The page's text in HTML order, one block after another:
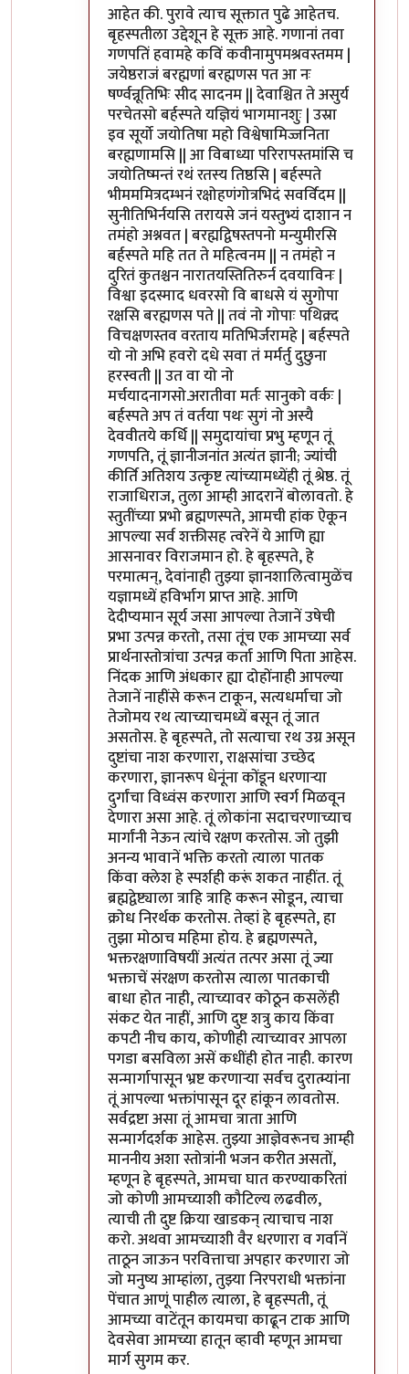
आहेत की. पुरावे त्याच सूक्तात पुढे आहेतच.
बृहस्पतीला उद्देशून हे सूक्त आहे. गणानां तवा
गणपतिं हवामहे कविं कवीनामुपमश्रवस्तमम |
जयेष्ठराजं बरह्मणां बरह्मणस पत आ नः
षर्ण्वन्नूतिभिः सीद सादनम || देवाश्चित ते असुर्य
परचेतसो बर्हस्पते यज्ञियं भागमानशुः | उस्रा
इव सूर्यो जयोतिषा महो विश्वेषामिज्जनिता
बरह्मणामसि || आ विबाध्या परिरापस्तमांसि च
जयोतिष्मन्तं रथं रतस्य तिष्ठसि | बर्हस्पते
भीमममित्रदम्भनं रक्षोहणंगोत्रभिदं सवर्विदम ||
सुनीतिभिर्नयसि तरायसे जनं यस्तुभ्यं दाशान न
तमंहो अश्नवत | बरह्मद्विषस्तपनो मन्युमीरसि
बर्हस्पते महि तत ते महित्वनम || न तमंहो न
दुरितं कुतश्चन नारातयस्तितिरुर्न दवयाविनः |
विश्वा इदस्माद धवरसो वि बाधसे यं सुगोपा
रक्षसि बरह्मणस पते || तवं नो गोपाः पथिक्र्द
विचक्षणस्तव वरताय मतिभिर्जरामहे | बर्हस्पते
यो नो अभि हवरो दधे सवा तं मर्मर्तु दुछुना
हरस्वती || उत वा यो नो
मर्चयादनागसो.अरातीवा मर्तः सानुको वर्कः |
बर्हस्पते अप तं वर्तया पथः सुगं नो अस्यै
देववीतये कर्धि || समुदायांचा प्रभु म्हणून तूं
गणपति, तूं ज्ञानीजनांत अत्यंत ज्ञानी; ज्यांची
कीर्ति अतिशय उत्कृष्ट त्यांच्यामध्येंही तूं श्रेष्ठ. तूं
राजाधिराज, तुला आम्ही आदरानें बोलावतो. हे
स्तुतींच्या प्रभो ब्रह्मणस्पते, आमची हांक ऐकून
आपल्या सर्व शक्तीसह त्वरेनें ये आणि ह्या
आसनावर विराजमान हो. हे बृहस्पते, हे
परमात्मन्, देवांनाही तुझ्या ज्ञानशालित्वामुळेंच
यज्ञामध्यें हविर्भाग प्राप्त आहे. आणि
देदीप्यमान सूर्य जसा आपल्या तेजानें उषेची
प्रभा उत्पन्न करतो, तसा तूंच एक आमच्या सर्व
प्रार्थनास्तोत्रांचा उत्पन्न कर्ता आणि पिता आहेस.
निंदक आणि अंधकार ह्या दोहोंनाही आपल्या
तेजानें नाहींसे करून टाकून, सत्यधर्माचा जो
तेजोमय रथ त्याच्याचमध्यें बसून तूं जात
असतोस. हे बृहस्पते, तो सत्याचा रथ उग्र असून
दुष्टांचा नाश करणारा, राक्षसांचा उच्छेद
करणारा, ज्ञानरूप धेनूंना कोंडून धरणार्‍या
दुर्गांचा विध्वंस करणारा आणि स्वर्ग मिळवून
देणारा असा आहे. तूं लोकांना सदाचरणाच्याच
मार्गांनी नेऊन त्यांचे रक्षण करतोस. जो तुझी
अनन्य भावानें भक्ति करतो त्याला पातक
किंवा क्लेश हे स्पर्शही करूं शकत नाहींत. तूं
ब्रह्मद्वेष्ट्याला त्राहि त्राहि करून सोडून, त्याचा
क्रोध निरर्थक करतोस. तेव्हां हे बृहस्पते, हा
तुझा मोठाच महिमा होय. हे ब्रह्मणस्पते,
भक्तरक्षणाविषयीं अत्यंत तत्पर असा तूं ज्या
भक्ताचें संरक्षण करतोस त्याला पातकाची
बाधा होत नाही, त्याच्यावर कोठून कसलेंही
संकट येत नाहीं, आणि दुष्ट शत्रु काय किंवा
कपटी नीच काय, कोणीही त्याच्यावर आपला
पगडा बसविला असें कधींही होत नाही. कारण
सन्मार्गापासून भ्रष्ट करणार्‍या सर्वच दुरात्म्यांना
तूं आपल्या भक्तांपासून दूर हांकून लावतोस.
सर्वद्रष्टा असा तूं आमचा त्राता आणि
सन्मार्गदर्शक आहेस. तुझ्या आज्ञेवरूनच आम्ही
माननीय अशा स्तोत्रांनी भजन करीत असतों,
म्हणून हे बृहस्पते, आमचा घात करण्याकरितां
जो कोणी आमच्याशी कौटिल्य लढवील,
त्याची ती दुष्ट क्रिया खाडकन् त्याचाच नाश
करो. अथवा आमच्याशी वैर धरणारा व गर्वानें
ताठून जाऊन परवित्ताचा अपहार करणारा जो
जो मनुष्य आम्हांला, तुझ्या निरपराधी भक्तांना
पेंचात आणूं पाहील त्याला, हे बृहस्पती, तूं
आमच्या वाटेंतून कायमचा काढून टाक आणि
देवसेवा आमच्या हातून व्हावी म्हणून आमचा
मार्ग सुगम कर.